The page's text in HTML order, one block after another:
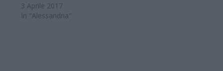
3 Aprile 2017
In "Alessandria"